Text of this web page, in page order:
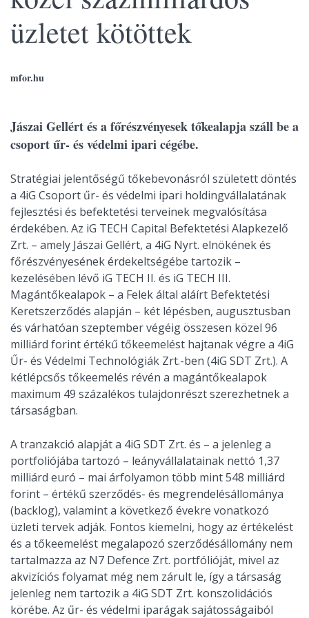
üzletet kötöttek
mfor.hu
Jászai Gellért és a főrészvényesek tőkealapja száll be a
csoport űr- és védelmi ipari cégébe.
Stratégiai jelentőségű tőkebevonásról született döntés
a 4iG Csoport űr- és védelmi ipari holdingvállalatának
fejlesztési és befektetési terveinek megvalósítása
érdekében. Az iG TECH Capital Befektetési Alapkezelő
Zrt. – amely Jászai Gellért, a 4iG Nyrt. elnökének és
főrészvényesének érdekeltségébe tartozik –
kezelésében lévő iG TECH II. és iG TECH III.
Magántőkealapok – a Felek által aláírt Befektetési
Keretszerződés alapján – két lépésben, augusztusban
és várhatóan szeptember végéig összesen közel 96
milliárd forint értékű tőkeemelést hajtanak végre a 4iG
Űr- és Védelmi Technológiák Zrt.-ben (4iG SDT Zrt.). A
kétlépcsős tőkeemelés révén a magántőkealapok
maximum 49 százalékos tulajdonrészt szerezhetnek a
társaságban.
A tranzakció alapját a 4iG SDT Zrt. és – a jelenleg a
portfoliójába tartozó – leányvállalatainak nettó 1,37
milliárd euró – mai árfolyamon több mint 548 milliárd
forint – értékű szerződés- és megrendelésállománya
(backlog), valamint a következő évekre vonatkozó
üzleti tervek adják. Fontos kiemelni, hogy az értékelést
és a tőkeemelést megalapozó szerződésállomány nem
tartalmazza az N7 Defence Zrt. portfólióját, mivel az
akvizíciós folyamat még nem zárult le, így a társaság
jelenleg nem tartozik a 4iG SDT Zrt. konszolidációs
körébe. Az űr- és védelmi iparágak sajátosságaiból